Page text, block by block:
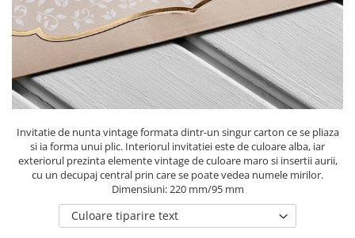
Pachete marturii
Pungi si cutii prajituri
Sticle si borcane
Cutii flori de hartie
Cutii flori de sapun
Cutii flori mixte
Cutii LUX
Aranjamente tematice
2025 Craciun
1 Martie
2020 Craciun si Anul Nou
2022 Crăciun
2023 Crăciun
Invitatie de nunta vintage formata dintr-un singur carton ce se pliaza
si ia forma unui plic. Interiorul invitatiei este de culoare alba, iar
exteriorul prezinta elemente vintage de culoare maro si insertii aurii,
cu un decupaj central prin care se poate vedea numele mirilor.
Dimensiuni: 220 mm/95 mm
Culoare tiparire text